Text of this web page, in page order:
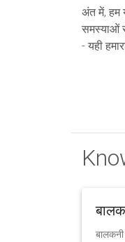
अंत में, हम
समस्याओं
- यही